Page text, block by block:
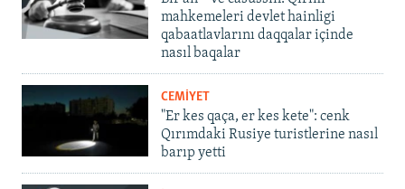
mahkemeleri devlet hainligi
qabaatlavlarını daqqalar içinde
nasıl baqalar
CEMİYET
"Er kes qaça, er kes kete": cenk
Qırımdaki Rusiye turistlerine nasıl
barıp yetti